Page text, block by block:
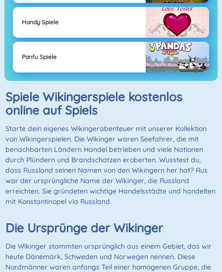
Handy Spiele
Panfu Spiele
Spiele Wikingerspiele kostenlos
online auf Spiels
Starte dein eigenes Wikingerabenteuer mit unserer Kollektion
von Wikingerspielen. Die Wikinger waren Seefahrer, die mit
benachbarten Ländern Handel betrieben und viele Nationen
durch Plündern und Brandschatzen eroberten. Wusstest du,
dass Russland seinen Namen von den Wikingern her hat? Rus
war der ursprüngliche Name der Wikinger, die Russland
erreichten. Sie gründeten wichtige Handelsstädte und handelten
mit Konstantinopel via Russland.
Die Ursprünge der Wikinger
Die Wikinger stammten ursprünglich aus einem Gebiet, das wir
heute Dänemark, Schweden und Norwegen nennen. Diese
Nordmänner waren anfangs Teil einer homogenen Gruppe, die